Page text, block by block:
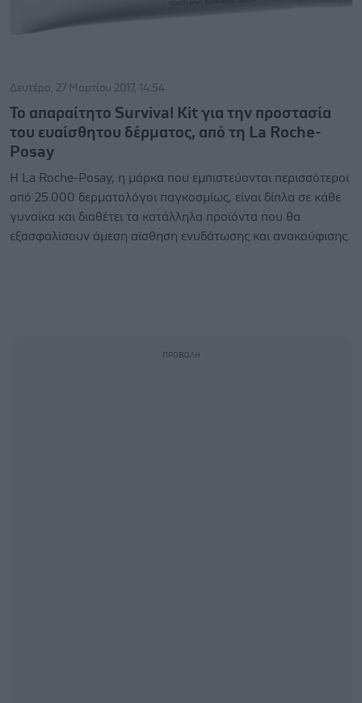
Δευτέρα, 27 Μαρτίου 2017, 14:54
To απαραίτητο Survival Kit για την προστασία
του ευαίσθητου δέρματος, από τη La Roche-
Posay
Η La Roche-Posay, η μάρκα που εμπιστεύονται περισσότεροι
από 25.000 δερματολόγοι παγκοσμίως, είναι δίπλα σε κάθε
γυναίκα και διαθέτει τα κατάλληλα προϊόντα που θα
εξασφαλίσουν άμεση αίσθηση ενυδάτωσης και ανακούφισης.